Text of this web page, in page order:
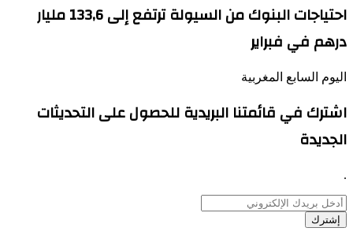
احتياجات البنوك من السيولة ترتفع إلى 133,6 مليار
درهم في فبراير
اليوم السابع المغربية
اشترك في قائمتنا البريدية للحصول على التحديثات
الجديدة
.
أدخل
بريدك
الإلكتروني